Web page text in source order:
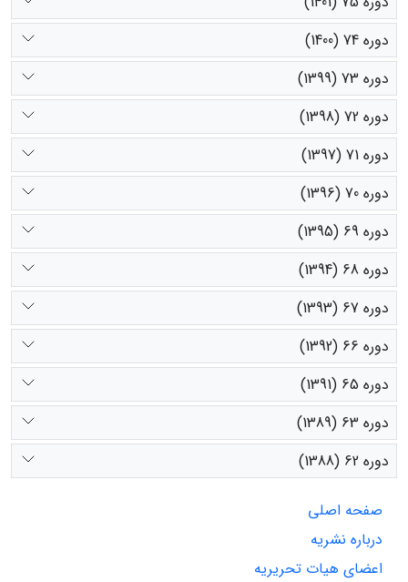
دوره 74 (1400)
دوره 73 (1399)
دوره 72 (1398)
دوره 71 (1397)
دوره 70 (1396)
دوره 69 (1395)
دوره 68 (1394)
دوره 67 (1393)
دوره 66 (1392)
دوره 65 (1391)
دوره 63 (1389)
دوره 62 (1388)
صفحه اصلی
درباره نشریه
اعضای هیات تحریریه